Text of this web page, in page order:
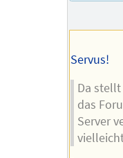
Servus!
Da
das
Server